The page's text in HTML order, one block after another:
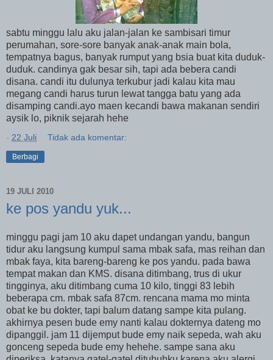
sabtu minggu lalu aku jalan-jalan ke sambisari timur
perumahan, sore-sore banyak anak-anak main bola,
tempatnya bagus, banyak rumput yang bsia buat kita duduk-
duduk. candinya gak besar sih, tapi ada bebera candi
disana. candi itu dulunya terkubur jadi kalau kita mau
megang candi harus turun lewat tangga batu yang ada
disamping candi.ayo maen kecandi bawa makanan sendiri
aysik lo, piknik sejarah hehe
- 22 Juli Tidak ada komentar:
Berbagi
19 JULI 2010
ke pos yandu yuk...
minggu pagi jam 10 aku dapet undangan yandu, bangun
tidur aku langsung kumpul sama mbak safa, mas reihan dan
mbak faya, kita bareng-bareng ke pos yandu. pada bawa
tempat makan dan KMS. disana ditimbang, trus di ukur
tingginya, aku ditimbang cuma 10 kilo, tinggi 83 lebih
beberapa cm. mbak safa 87cm. rencana mama mo minta
obat ke bu dokter, tapi balum datang sampe kita pulang.
akhirnya pesen bude emy nanti kalau dokternya dateng mo
dipanggil. jam 11 dijemput bude emy naik sepeda, wah aku
gonceng sepeda bude emy hehehe. sampe sana aku